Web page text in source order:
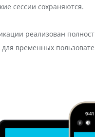
сессии сохраняются.
реализован
для временных